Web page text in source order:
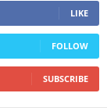
LIKE
FOLLOW
SUBSCRIBE